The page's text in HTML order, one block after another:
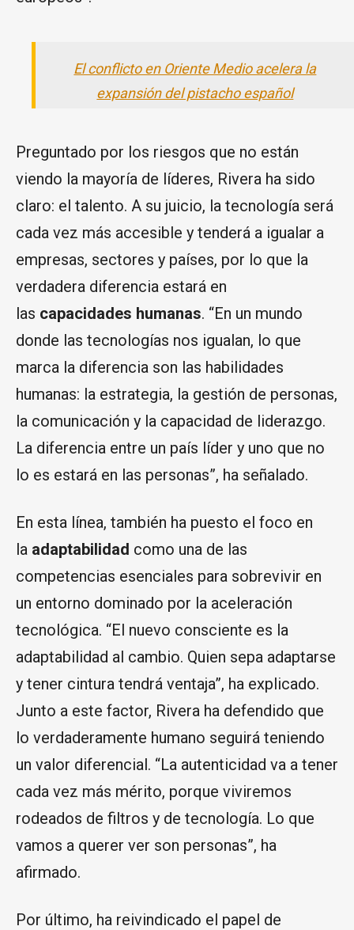
El conflicto en Oriente Medio acelera la
expansión del pistacho español
Preguntado por los riesgos que no están
viendo la mayoría de líderes, Rivera ha sido
claro: el talento. A su juicio, la tecnología será
cada vez más accesible y tenderá a igualar a
empresas, sectores y países, por lo que la
verdadera diferencia estará en
las capacidades humanas. “En un mundo
donde las tecnologías nos igualan, lo que
marca la diferencia son las habilidades
humanas: la estrategia, la gestión de personas,
la comunicación y la capacidad de liderazgo.
La diferencia entre un país líder y uno que no
lo es estará en las personas”, ha señalado.
En esta línea, también ha puesto el foco en
la adaptabilidad como una de las
competencias esenciales para sobrevivir en
un entorno dominado por la aceleración
tecnológica. “El nuevo consciente es la
adaptabilidad al cambio. Quien sepa adaptarse
y tener cintura tendrá ventaja”, ha explicado.
Junto a este factor, Rivera ha defendido que
lo verdaderamente humano seguirá teniendo
un valor diferencial. “La autenticidad va a tener
cada vez más mérito, porque viviremos
rodeados de filtros y de tecnología. Lo que
vamos a querer ver son personas”, ha
afirmado.
Por último, ha reivindicado el papel de